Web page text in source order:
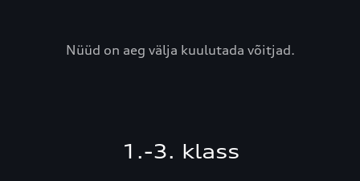
Nüüd on aeg välja kuulutada võitjad.
1.-3. klass